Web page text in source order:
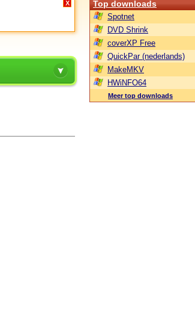
X Top downloads
Spotnet
DVD Shrink
coverXP Free
QuickPar (nederlands)
MakeMKV
HWiNFO64
Meer top downloads